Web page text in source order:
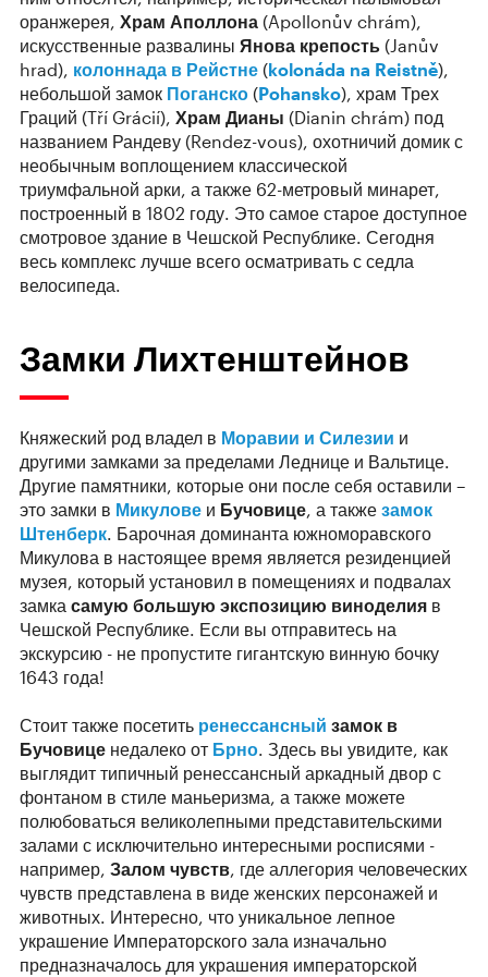
оранжерея, Храм Аполлона (Apollonův chrám),
искусственные развалины Янова крепость (Janův
hrad), колоннада в Рейстне (kolonáda na Reistně),
небольшой замок Поганско (Pohansko), храм Трех
Граций (Tří Grácií), Храм Дианы (Dianin chrám) под
названием Рандеву (Rendez-vous), охотничий домик с
необычным воплощением классической
триумфальной арки, а также 62-метровый минарет,
построенный в 1802 году. Это самое старое доступное
смотровое здание в Чешской Республике. Сегодня
весь комплекс лучше всего осматривать с седла
велосипеда.
Замки Лихтенштейнов
Княжеский род владел в Моравии и Силезии и
другими замками за пределами Леднице и Вальтице.
Другие памятники, которые они после себя оставили –
это замки в Микулове и Бучовице, а также замок
Штенберк. Барочная доминанта южноморавского
Микулова в настоящее время является резиденцией
музея, который установил в помещениях и подвалах
замка самую большую экспозицию виноделия в
Чешской Республике. Если вы отправитесь на
экскурсию - не пропустите гигантскую винную бочку
1643 года!
Стоит также посетить ренессансный замок в
Бучовице недалеко от Брно. Здесь вы увидите, как
выглядит типичный ренессансный аркадный двор с
фонтаном в стиле маньеризма, а также можете
полюбоваться великолепными представительскими
залами с исключительно интересными росписями -
например, Залом чувств, где аллегория человеческих
чувств представлена в виде женских персонажей и
животных. Интересно, что уникальное лепное
украшение Императорского зала изначально
предназначалось для украшения императорской